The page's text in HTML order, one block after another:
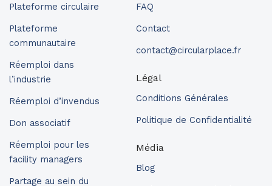
Plateforme circulaire
Plateforme
communautaire
Réemploi dans
l’industrie
Réemploi d’invendus
Don associatif
Réemploi pour les
facility managers
Partage au sein du
FAQ
Contact
contact@circularplace.fr
Légal
Conditions Générales
Politique de Confidentialité
Média
Blog